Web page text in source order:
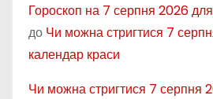
Гороскоп на 7 серпня 2026 для
до Чи можна стригтися 7
календар краси
Чи можна стригтися 7 серпня